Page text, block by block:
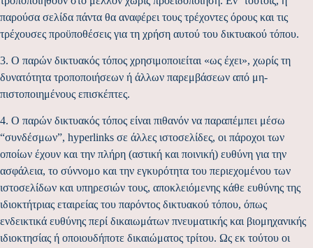
παρούσα σελίδα πάντα θα αναφέρει τους τρέχοντες όρους και τις
τρέχουσες προϋποθέσεις για τη χρήση αυτού του δικτυακού τόπου.
3. Ο παρών δικτυακός τόπος χρησιμοποιείται «ως έχει», χωρίς τη
δυνατότητα τροποποιήσεων ή άλλων παρεμβάσεων από μη-
πιστοποιημένους επισκέπτες.
4. Ο παρών δικτυακός τόπος είναι πιθανόν να παραπέμπει μέσω
“συνδέσμων”, hyperlinks σε άλλες ιστοσελίδες, οι πάροχοι των
οποίων έχουν και την πλήρη (αστική και ποινική) ευθύνη για την
ασφάλεια, το σύννομο και την εγκυρότητα του περιεχομένου των
ιστοσελίδων και υπηρεσιών τους, αποκλειόμενης κάθε ευθύνης της
ιδιοκτήτριας εταιρείας του παρόντος δικτυακού τόπου, όπως
ενδεικτικά ευθύνης περί δικαιωμάτων πνευματικής και βιομηχανικής
ιδιοκτησίας ή οποιουδήποτε δικαιώματος τρίτου. Ως εκ τούτου οι